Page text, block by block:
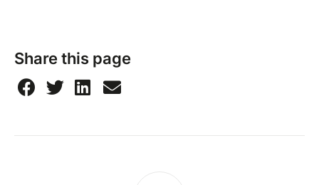
Share this page